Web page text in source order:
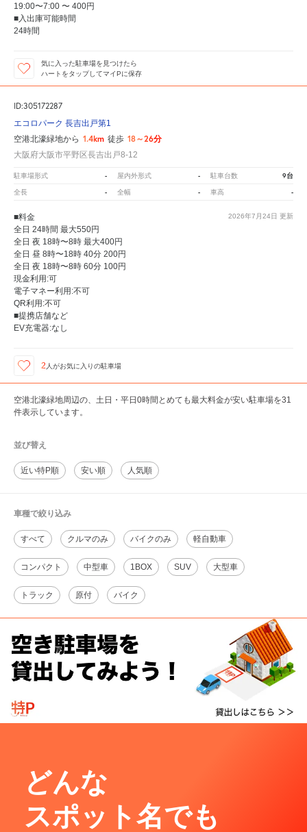
19:00〜7:00 〜 400円
■入出庫可能時間
24時間
気に入った駐車場を見つけたら
ハートをタップしてマイPに保存
ID:305172287
エコロパーク 長吉出戸第1
空港北濠緑地から 1.4km 徒歩 18～26分
大阪府大阪市平野区長吉出戸8-12
駐車場形式 - 屋内外形式 - 駐車台数 9台
全長 - 全幅 - 車高 -
2026年7月24日 更新
■料金
全日 24時間 最大550円
全日 夜 18時〜8時 最大400円
全日 昼 8時〜18時 40分 200円
全日 夜 18時〜8時 60分 100円
現金利用:可
電子マネー利用:不可
QR利用:不可
■提携店舗など
EV充電器:なし
2 人がお気に入りの駐車場
空港北濠緑地周辺の、土日・平日0時間とめても最大料金が安い駐車場を31
件表示しています。
並び替え
近い特P順 安い順 人気順
車種で絞り込み
すべて クルマのみ バイクのみ 軽自動車
コンパクト 中型車 1BOX SUV 大型車
トラック 原付 バイク
どんな
スポット名でも